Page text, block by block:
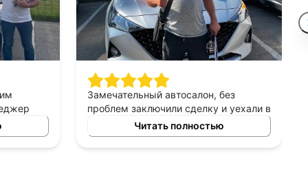
авто
Замечательный автосалон, без
проблем заключили сделку и уехали в
этот же день на новой машине.
Рекомендую!
Читать полностью